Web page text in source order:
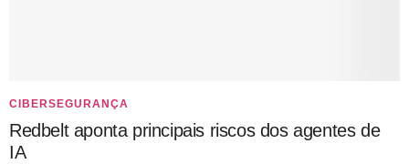
CIBERSEGURANÇA
Redbelt aponta principais riscos dos agentes de
IA